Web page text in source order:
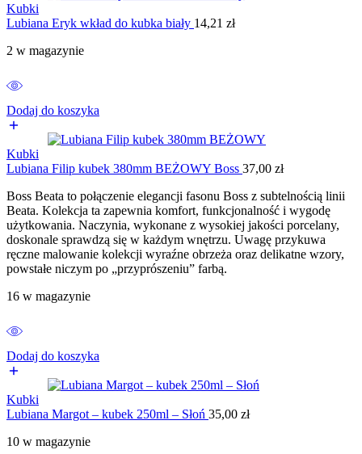
Kubki
Lubiana Eryk wkład do kubka biały 14,21 zł
2 w magazynie
Dodaj do koszyka
Kubki
Lubiana Filip kubek 380mm BEŻOWY Boss 37,00 zł
Boss Beata to połączenie elegancji fasonu Boss z subtelnością linii
Beata. Kolekcja ta zapewnia komfort, funkcjonalność i wygodę
użytkowania. Naczynia, wykonane z wysokiej jakości porcelany,
doskonale sprawdzą się w każdym wnętrzu. Uwagę przykuwa
ręczne malowanie kolekcji wyraźne obrzeża oraz delikatne wzory,
powstałe niczym po „przyprószeniu” farbą.
16 w magazynie
Dodaj do koszyka
Kubki
Lubiana Margot – kubek 250ml – Słoń 35,00 zł
10 w magazynie